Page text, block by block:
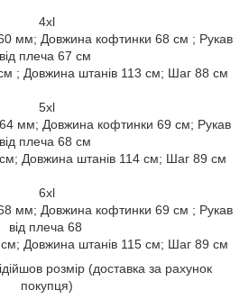
4xl
мм; Довжина кофтинки 68 см ; Рукав
від плеча 67 см
; Довжина штанів 113 см; Шаг 88 см
5xl
64 мм; Довжина кофтинки 69 см; Рукав
від плеча 68 см
см; Довжина штанів 114 см; Шаг 89 см
6xl
мм; Довжина кофтинки 69 см ; Рукав
від плеча 68
см; Довжина штанів 115 см; Шаг 89 см
розмір (доставка за рахунок
покупця)